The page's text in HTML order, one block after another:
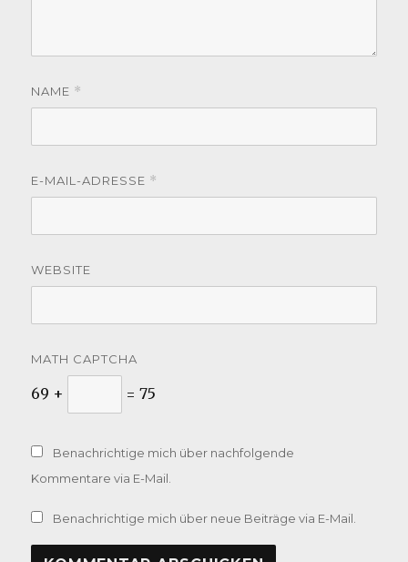
NAME *
E-MAIL-ADRESSE *
WEBSITE
MATH CAPTCHA
69 + = 75
Benachrichtige mich über nachfolgende
Kommentare via E-Mail.
Benachrichtige mich über neue Beiträge via E-Mail.